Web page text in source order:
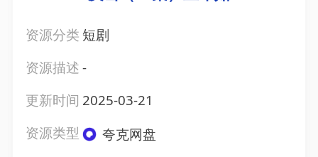
资源分类 短剧
资源描述-
更新时间 2025-03-21
资源类型
夸克网盘